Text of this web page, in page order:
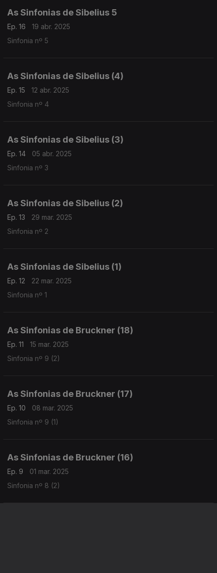
As Sinfonias de Sibelius 5
Ep. 16
19 abr. 2025
Sinfonia nº 5
As Sinfonias de Sibelius (4)
Ep. 15
12 abr. 2025
Sinfonia nº 4
As Sinfonias de Sibelius (3)
Ep. 14
05 abr. 2025
Sinfonia nº 3
As Sinfonias de Sibelius (2)
Ep. 13
29 mar. 2025
Sinfonia nº 2
As Sinfonias de Sibelius (1)
Ep. 12
22 mar. 2025
Sinfonia nº 1
As Sinfonias de Bruckner (18)
Ep. 11
15 mar. 2025
Sinfonia nº 9 (2)
As Sinfonias de Bruckner (17)
Ep. 10
08 mar. 2025
Sinfonia nº 9 (1)
As Sinfonias de Bruckner (16)
Ep. 9
01 mar. 2025
Sinfonia nº 8 (2)